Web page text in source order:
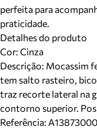
perfeita para
praticidade.
Detalhes do produto
Cor: Cinza
Descrição: Mocassim
tem salto rasteiro,
traz recorte lateral na
contorno superior.
Referência: